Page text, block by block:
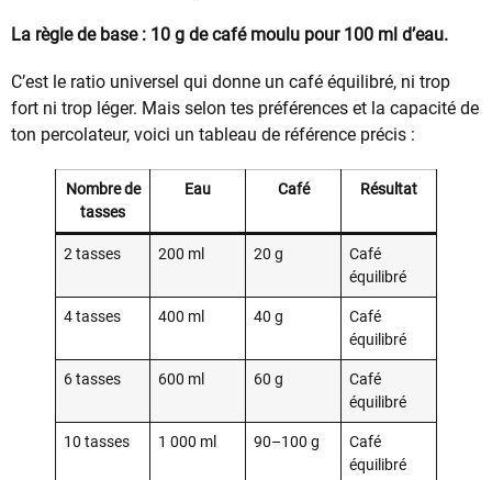
La règle de base : 10 g de café moulu pour 100 ml d’eau.
C’est le ratio universel qui donne un café équilibré, ni trop
fort ni trop léger. Mais selon tes préférences et la capacité de
ton percolateur, voici un tableau de référence précis :
Nombre de
tasses
Eau Café Résultat
2 tasses 200 ml 20 g
Café
équilibré
4 tasses 400 ml 40 g
Café
équilibré
6 tasses 600 ml 60 g
Café
équilibré
10 tasses 1 000 ml 90–100 g
Café
équilibré